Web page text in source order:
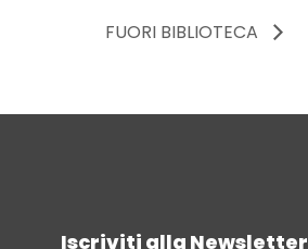
FUORI BIBLIOTECA
Iscriviti alla Newsletter